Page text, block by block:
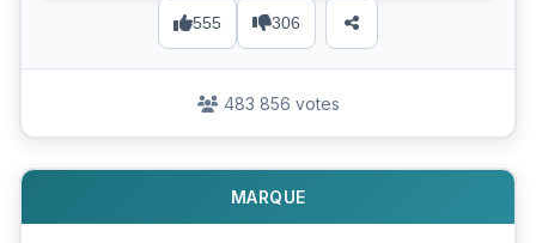
555 306
483 856 votes
MARQUE